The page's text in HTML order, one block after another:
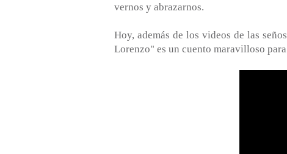
vernos y abrazarnos.
Hoy, además de los videos de las
Lorenzo" es un cuento maravilloso